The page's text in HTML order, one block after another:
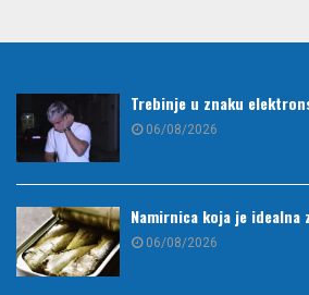
Trebinje u znaku
06/08/2026
Namirnica koja je idealna
06/08/2026